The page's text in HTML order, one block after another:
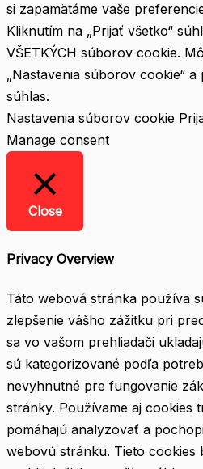
si zapamätáme vaše
Kliknutím na „Prijať všetko“
VŠETKÝCH súborov cookie.
„Nastavenia súborov cookie“
súhlas.
Nastavenia súborov cookie
Manage consent
Close
Privacy Overview
Táto webová stránka používa
zlepšenie vášho zážitku pri
sa vo vašom prehliadači
sú kategorizované podľa
nevyhnutné pre fungovanie
stránky. Používame aj cookies
pomáhajú analyzovať a
webovú stránku. Tieto cookies